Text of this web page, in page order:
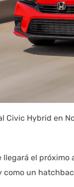
Civic Hybrid en
el próximo
como un